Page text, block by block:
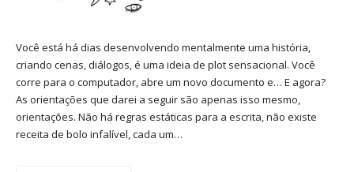
Você está há dias desenvolvendo mentalmente uma história,
criando cenas, diálogos, é uma ideia de plot sensacional. Você
corre para o computador, abre um novo documento e… E agora?
As orientações que darei a seguir são apenas isso mesmo,
orientações. Não há regras estáticas para a escrita, não existe
receita de bolo infalível, cada um…